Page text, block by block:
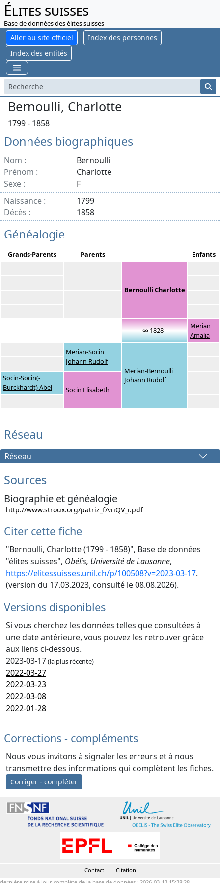
Élites suisses
Base de données des élites suisses
Aller au site officiel
Index des personnes
Index des entités
Bernoulli, Charlotte
1799 - 1858
Données biographiques
Nom :
Bernoulli
Prénom :
Charlotte
Sexe :
F
Naissance :
1799
Décès :
1858
Généalogie
Grands-Parents Parents Enfants
Bernoulli Charlotte
∞ 1828 -
Merian
Amalia
Merian-Socin
Johann Rudolf
Merian-Bernoulli
Johann Rudolf
Socin-Socin(-
Burckhardt) Abel
Socin Elisabeth
Réseau
Réseau
Sources
Biographie et généalogie
http://www.stroux.org/patriz_f/vnQV_r.pdf
Citer cette fiche
"Bernoulli, Charlotte (1799 - 1858)", Base de données
"élites suisses", Obélis, Université de Lausanne,
https://elitessuisses.unil.ch/p/100508?v=2023-03-17.
(version du 17.03.2023, consulté le 08.08.2026).
Versions disponibles
Si vous cherchez les données telles que consultées à
une date antérieure, vous pouvez les retrouver grâce
aux liens ci-dessous.
2023-03-17(la plus récente)
2022-03-27
2022-03-23
2022-03-08
2022-01-28
Corrections - compléments
Nous vous invitons à signaler les erreurs et à nous
transmettre des informations qui complètent les fiches.
Corriger - compléter
Contact
Citation